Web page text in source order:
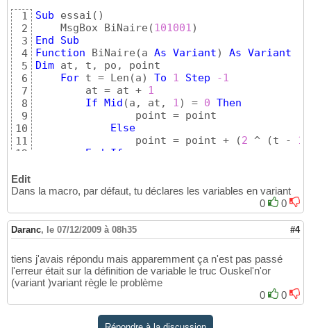
1
2
3
4
5
6
7
8
9
10
11
12
14
15
Sub essai ( )
    MsgBox BiNaire
(101001)
End
Sub
Function BiNaire (a As Variant) As Variant
Dim at, t, po, point
For t = Len (a) To 1 Step
-1
        at = at +
1
If
Mid (a, at, 1) = 0 Then
                point = point
Else
                point = point +
(2 ^ (t - 1
End
If
End Function
Edit
Dans la macro, par défaut, tu déclares les variables en variant
0
0
Daranc, le 07/12/2009 à 08h35 #4
tiens j'avais répondu mais apparemment ça n'est pas passé
l'erreur était sur la définition de variable le truc Ouskel'n'or
(variant )variant règle le problème
0
0